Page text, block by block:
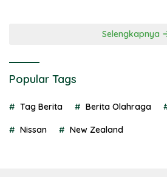
Selengkapnya
Popular Tags
Tag Berita Berita Olahraga
Nissan New Zealand